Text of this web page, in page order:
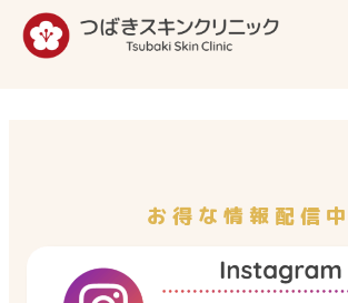
内
容
お得な情報配信中